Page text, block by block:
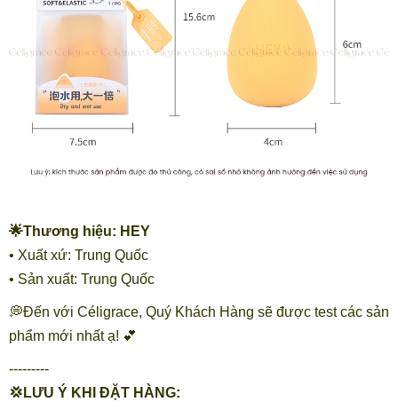
🌟Thương hiệu: HEY
• Xuất xứ: Trung Quốc
• Sản xuất: Trung Quốc
💭Đến với Céligrace, Quý Khách Hàng sẽ được test các sản
phẩm mới nhất ạ! 💕
---------
💢LƯU Ý KHI ĐẶT HÀNG: